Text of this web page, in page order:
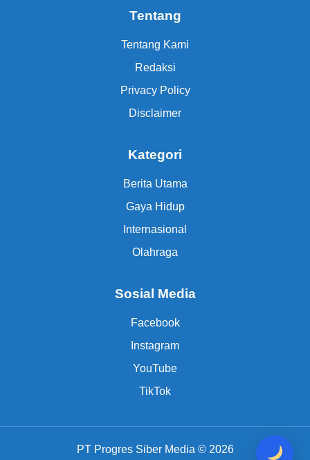
Tentang
Tentang Kami
Redaksi
Privacy Policy
Disclaimer
Kategori
Berita Utama
Gaya Hidup
Internasional
Olahraga
Sosial Media
Facebook
Instagram
YouTube
TikTok
PT Progres Siber Media © 2026